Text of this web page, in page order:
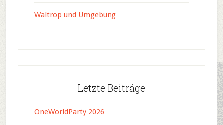
Waltrop und Umgebung
Letzte Beiträge
OneWorldParty 2026